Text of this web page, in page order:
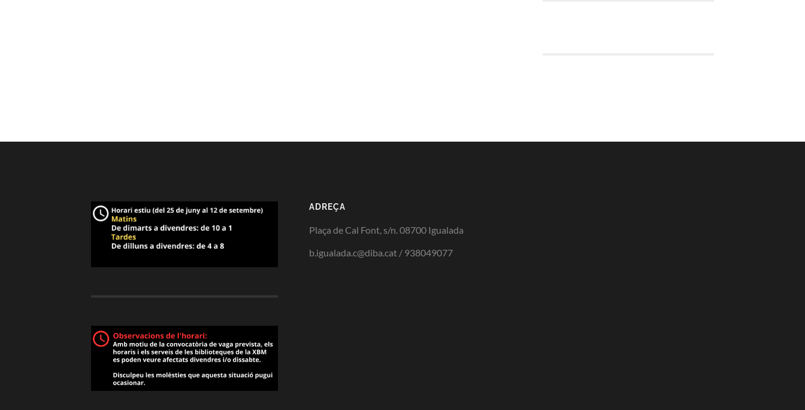
ADREÇA
Plaça de Cal Font, s/n. 08700 Igualada
b.igualada.c@diba.cat / 938049077